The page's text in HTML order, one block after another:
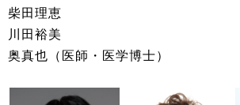
柴田理恵
川田裕美
奥真也（医師・医学博士）